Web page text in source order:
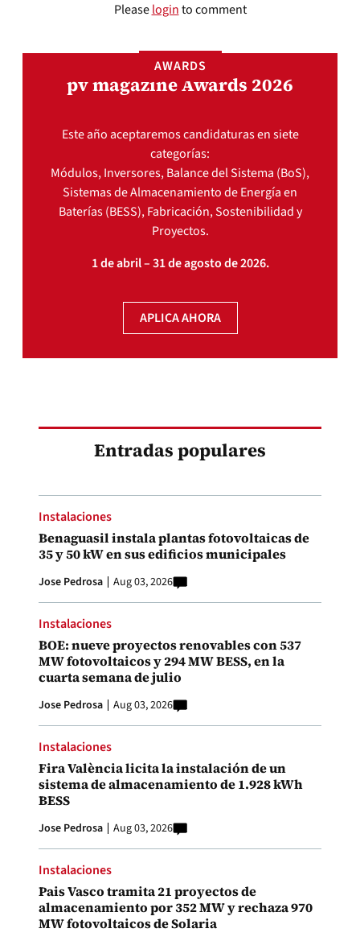
Pleaseloginto comment
AWARDS
pv magazine Awards 2026
Este año aceptaremos candidaturas en siete
categorías:
Módulos, Inversores, Balance del Sistema (BoS),
Sistemas de Almacenamiento de Energía en
Baterías (BESS), Fabricación, Sostenibilidad y
Proyectos.
1 de abril – 31 de agosto de 2026.
APLICA AHORA
Entradas populares
Instalaciones
Benaguasil instala plantas fotovoltaicas de
35 y 50 kW en sus edificios municipales
Jose Pedrosa Aug 03, 2026
Instalaciones
BOE: nueve proyectos renovables con 537
MW fotovoltaicos y 294 MW BESS, en la
cuarta semana de julio
Jose Pedrosa Aug 03, 2026
Instalaciones
Fira València licita la instalación de un
sistema de almacenamiento de 1.928 kWh
BESS
Jose Pedrosa Aug 03, 2026
Instalaciones
Pais Vasco tramita 21 proyectos de
almacenamiento por 352 MW y rechaza 970
MW fotovoltaicos de Solaria